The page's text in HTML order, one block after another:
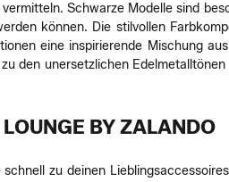
Schwarze Modelle sind
können. Die stilvollen
eine inspirierende Mischung
den unersetzlichen
BY ZALANDO
zu deinen